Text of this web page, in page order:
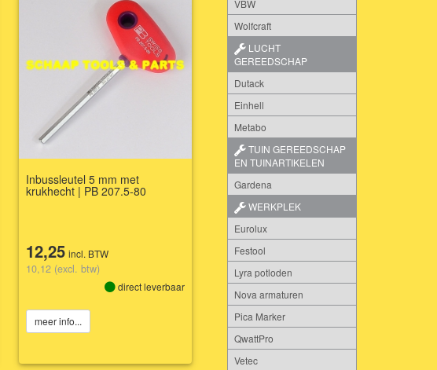
Inbussleutel 5 mm met
krukhecht | PB 207.5-80
12,25 incl. BTW
10,12 (excl. btw)
direct leverbaar
meer info...
VBW
Wolfcraft
LUCHT
GEREEDSCHAP
Dutack
Einhell
Metabo
TUIN GEREEDSCHAP
EN TUINARTIKELEN
Gardena
WERKPLEK
Eurolux
Festool
Lyra potloden
Nova armaturen
Pica Marker
QwattPro
Vetec